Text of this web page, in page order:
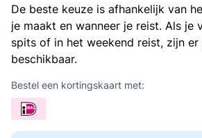
De beste keuze is afhankelijk van
je maakt en wanneer je reist. Als je
spits of in het weekend reist, zijn
beschikbaar.
Bestel een kortingskaart met: